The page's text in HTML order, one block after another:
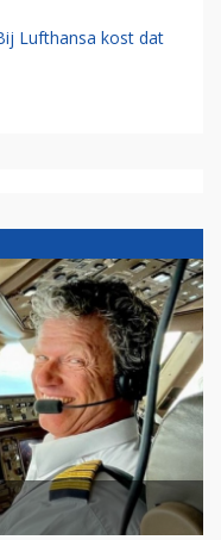
Lufthansa kost dat